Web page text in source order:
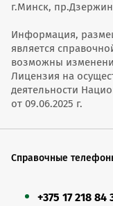
г.Минск,
Информация,
является
возможны
Лицензия на
деятельности
от 09.06.2025 г.
Справочные
+375 17 218 84